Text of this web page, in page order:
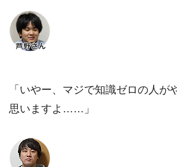
「いやー、マジで知識ゼロの人が
思いますよ……」